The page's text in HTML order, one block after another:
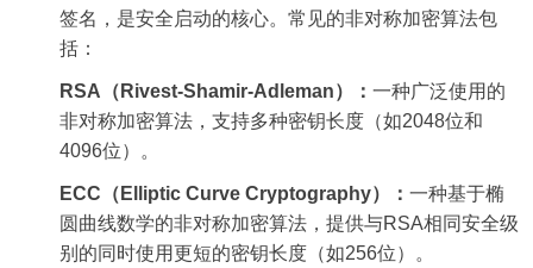
签名，是安全启动的核心。常见的非对称加密算法包
括：
RSA （ Rivest-Shamir-Adleman）： 一种广泛使用的
非对称加密算法，支持多种密钥长度（如2048位和
4096位）。
ECC （ Elliptic Curve Cryptography）： 一种基于椭
圆曲线数学的非对称加密算法，提供与RSA相同安全级
别的同时使用更短的密钥长度（如256位）。